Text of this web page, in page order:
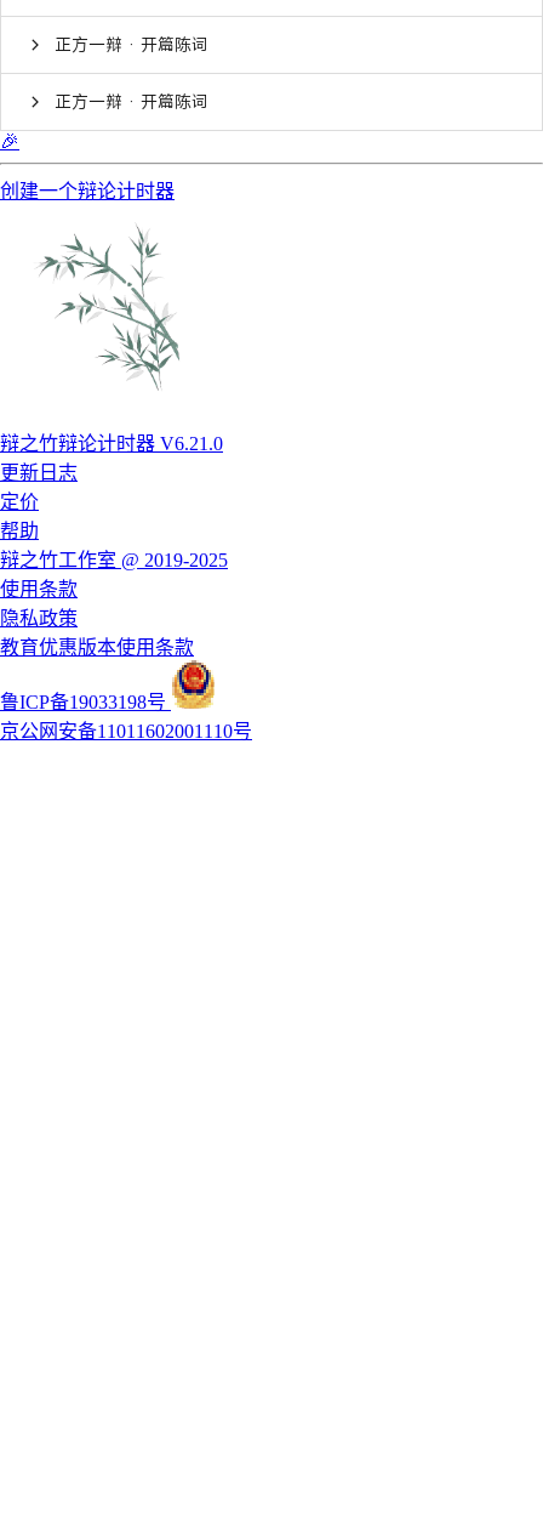
正方一辩 · 开篇陈词
正方一辩 · 开篇陈词
🎉
创建一个辩论计时器
辩之竹辩论计时器 V6.21.0
更新日志
定价
帮助
辩之竹工作室 @ 2019-2025
使用条款
隐私政策
教育优惠版本使用条款
鲁ICP备19033198号
京公网安备11011602001110号